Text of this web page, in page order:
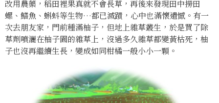
改用農藥，稻田裡果真就不會長草，再後來發現田中撈田
螺、鱔魚、蝌蚪等生物…都已滅蹟，心中也滿懷遺憾。有一
次去朋友家，門前種滿柚子，但地上雜草叢生，於是買了除
草劑噴灑在柚子園的雜草上，沒過多久雜草都變黃枯死，柚
子也沒再繼續生長，變成如同柑橘一般小小一顆。